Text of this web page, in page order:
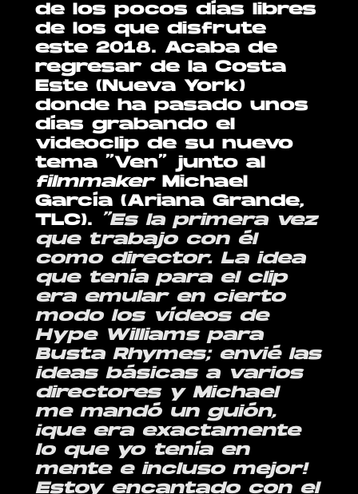
de los pocos días libres
de los que disfrute
este 2018. Acaba de
regresar de la Costa
Este (Nueva York)
donde ha pasado unos
días grabando el
videoclip de su nuevo
tema “Ven” junto al
filmmakerMichael
García (Ariana Grande,
TLC).
“Es la primera vez
que trabajo con él
como director. La idea
que tenía para el clip
era emular en cierto
modo los vídeos de
Hype Williams para
Busta Rhymes; envié las
ideas básicas a varios
directores y Michael
me mandó un guión,
¡que era exactamente
lo que yo tenía en
mente e incluso mejor!
Estoy encantado con el